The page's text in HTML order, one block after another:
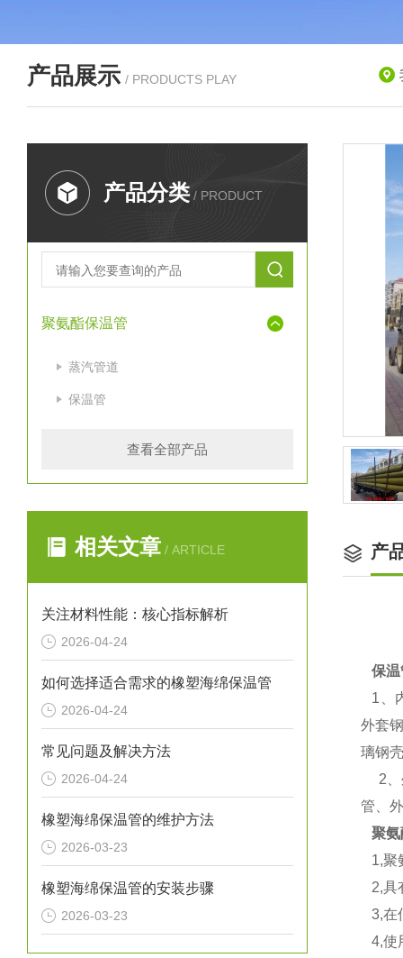
产品展示 / PRODUCTS PLAY
产品分类 / PRODUCT
聚氨酯保温管
蒸汽管道
保温管
查看全部产品
相关文章 / ARTICLE
关注材料性能：核心指标解析
2026-04-24
如何选择适合需求的橡塑海绵保温管
2026-04-24
常见问题及解决方法
2026-04-24
橡塑海绵保温管的维护方法
2026-03-23
橡塑海绵保温管的安装步骤
2026-03-23
产
保温
1
外套
璃钢
2
管、
聚氨
1,聚
2,具
3,在
4,使